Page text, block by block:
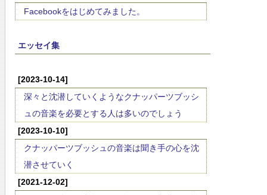
Facebookをはじめてみました。
エッセイ集
[2023-10-14]
深々と沈潜していくようなクナッパーツブッシ
ュの音楽を必要とする人は多いのでしょう
[2023-10-10]
クナッパーツブッシュの音楽は聞き手の心を沈
潜させていく
[2021-12-02]